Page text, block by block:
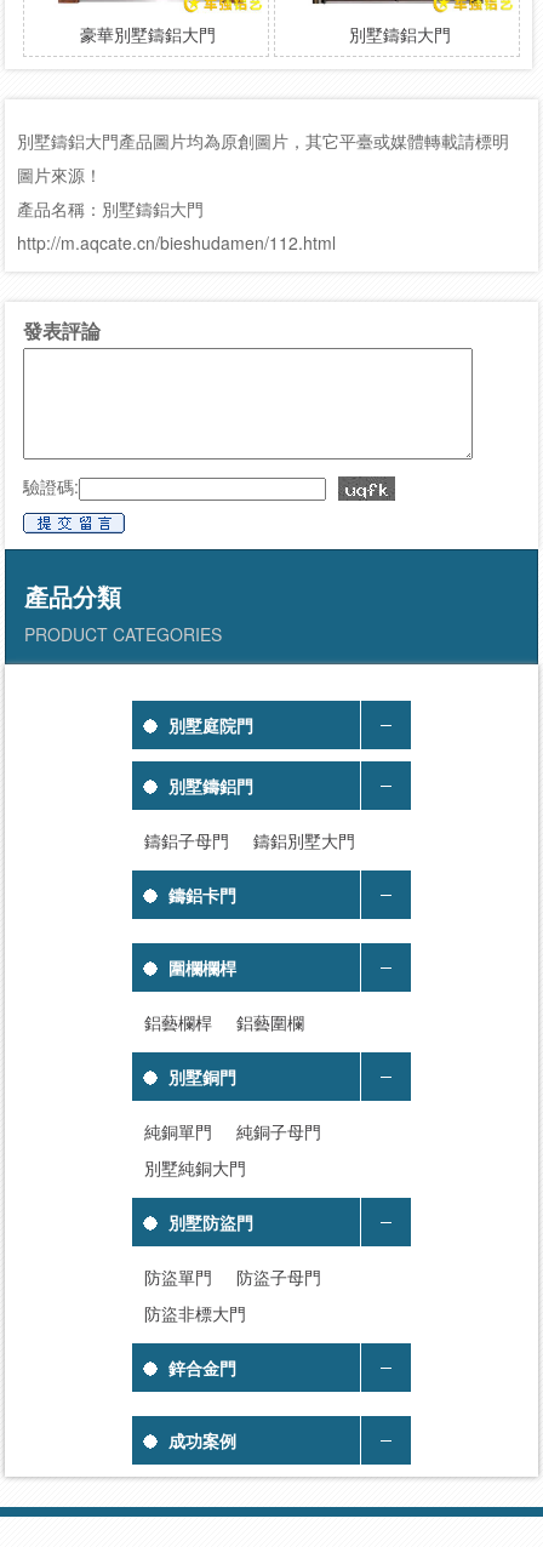
豪華別墅鑄鋁大門 別墅鑄鋁大門
別墅鑄鋁大門產品圖片均為原創圖片，其它平臺或媒體轉載請標明
圖片來源！
產品名稱：別墅鑄鋁大門
http://m.aqcate.cn/bieshudamen/112.html
發表評論
驗證碼:
產品分類
PRODUCT CATEGORIES
別墅庭院門
別墅鑄鋁門
鑄鋁子母門 鑄鋁別墅大門
鑄鋁卡門
圍欄欄桿
鋁藝欄桿 鋁藝圍欄
別墅銅門
純銅單門
純銅子母門
別墅純銅大門
別墅防盜門
防盜單門
防盜子母門
防盜非標大門
鋅合金門
成功案例